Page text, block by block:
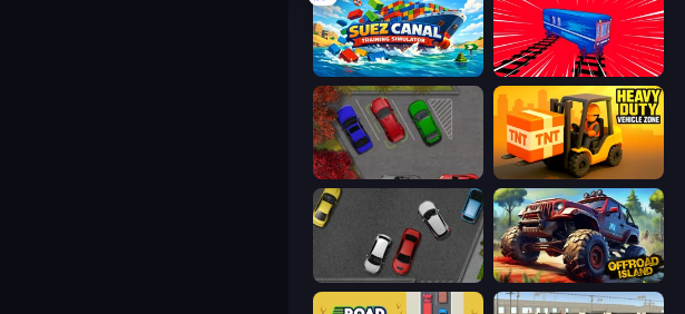
Suez Canal Training Simulator Train Drift
OK Parking
Time to Park Offroad Island